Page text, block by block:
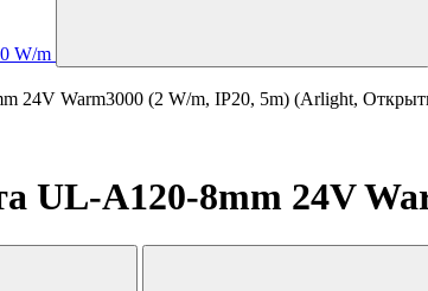
W/m
24V Warm3000 (2 W/m, IP20, 5m) (Arlight,
UL-A120-8mm 24V